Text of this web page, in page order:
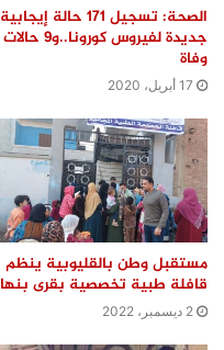
الصحة: تسجيل 171 حالة إيجابية
جديدة لفيروس كورونا..و9 حالات
وفاة
17 أبريل، 2020
مستقبل وطن بالقليوبية ينظم
قافلة طبية تخصصية بقرى بنها
2 ديسمبر، 2022